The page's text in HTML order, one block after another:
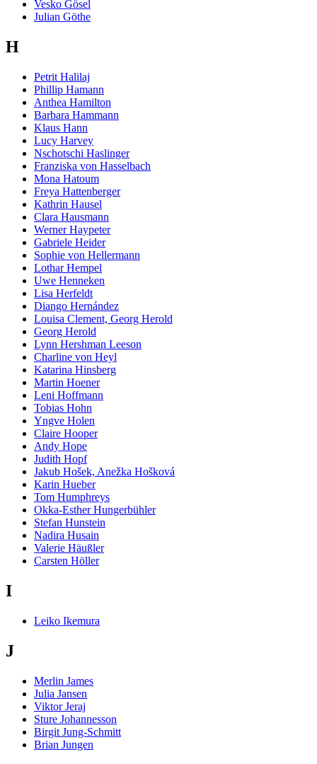
Vesko Gösel
Julian Göthe
H
Petrit Halilaj
Phillip Hamann
Anthea Hamilton
Barbara Hammann
Klaus Hann
Lucy Harvey
Nschotschi Haslinger
Franziska von Hasselbach
Mona Hatoum
Freya Hattenberger
Kathrin Hausel
Clara Hausmann
Werner Haypeter
Gabriele Heider
Sophie von Hellermann
Lothar Hempel
Uwe Henneken
Lisa Herfeldt
Diango Hernández
Louisa Clement, Georg Herold
Georg Herold
Lynn Hershman Leeson
Charline von Heyl
Katarina Hinsberg
Martin Hoener
Leni Hoffmann
Tobias Hohn
Yngve Holen
Claire Hooper
Andy Hope
Judith Hopf
Jakub Hošek, Anežka Hošková
Karin Hueber
Tom Humphreys
Okka-Esther Hungerbühler
Stefan Hunstein
Nadira Husain
Valerie Häußler
Carsten Höller
I
Leiko Ikemura
J
Merlin James
Julia Jansen
Viktor Jeraj
Sture Johannesson
Birgit Jung-Schmitt
Brian Jungen